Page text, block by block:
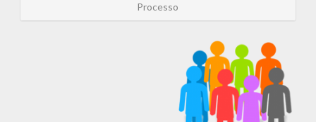
Processo